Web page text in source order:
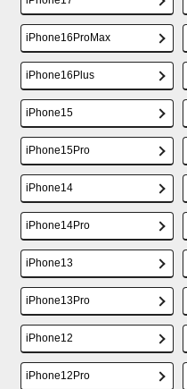
iPhone16ProMax
iPhone16Plus
iPhone15
iPhone15Pro
iPhone14
iPhone14Pro
iPhone13
iPhone13Pro
iPhone12
iPhone12Pro